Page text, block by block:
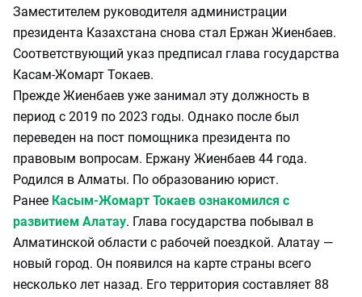
Заместителем руководителя администрации
президента Казахстана снова стал Ержан Жиенбаев.
Соответствующий указ предписал глава государства
Касам-Жомарт Токаев.
Прежде Жиенбаев уже занимал эту должность в
период с 2019 по 2023 годы. Однако после был
переведен на пост помощника президента по
правовым вопросам. Ержану Жиенбаев 44 года.
Родился в Алматы. По образованию юрист.
Ранее Касым-Жомарт Токаев ознакомился с
развитием Алатау. Глава государства побывал в
Алматинской области с рабочей поездкой. Алатау —
новый город. Он появился на карте страны всего
несколько лет назад. Его территория составляет 88